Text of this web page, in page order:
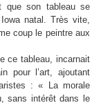
que son tableau se
natal. Très vite,
coup le peintre aux
ce tableau, incarnait
pour l’art, ajoutant
: « La morale
sans intérêt dans le